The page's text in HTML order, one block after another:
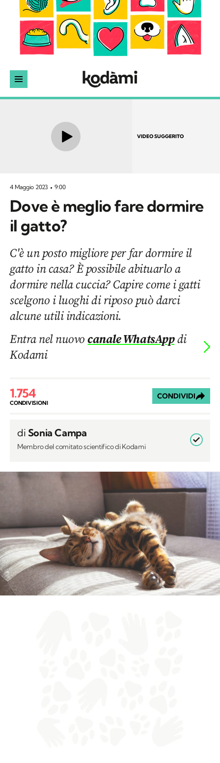
VIDEO SUGGERITO
4 Maggio 2023 9:00
Dove è meglio fare dormire
il gatto?
C'è un posto migliore per far dormire il
gatto in casa? È possibile abituarlo a
dormire nella cuccia? Capire come i gatti
scelgono i luoghi di riposo può darci
alcune utili indicazioni.
Entra nel nuovocanale WhatsAppdi
Kodami
1.754
CONDIVISIONI
CONDIVIDI
di Sonia Campa
Membro del comitato scientifico di Kodami